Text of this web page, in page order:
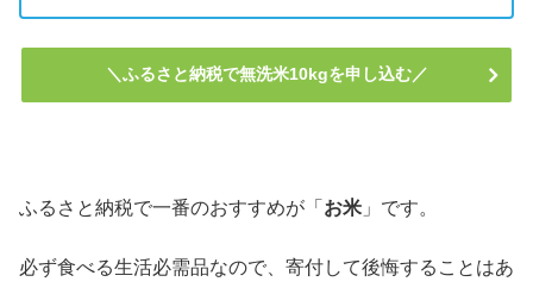
＼ふるさと納税で無洗米10kgを申し込む／
ふるさと納税で一番のおすすめが「 お米 」です。
必ず食べる生活必需品なので、寄付して後悔することはあ